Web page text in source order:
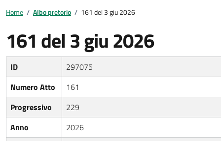
Home / Albo pretorio / 161 del 3 giu 2026
161 del 3 giu 2026
ID
297075
Numero Atto
161
Progressivo
229
Anno
2026